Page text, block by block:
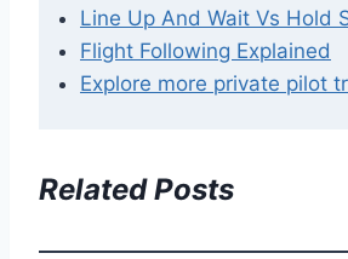
Line Up And Wait Vs Hold
Flight Following Explained
Explore more private pilot
Related Posts